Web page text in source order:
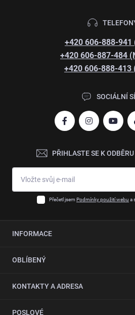
+420 606-888-941
+420 606-887-484
+420 606-888-413
SOCIÁLNÍ
PŘIHLASTE SE K
Přečetl jsem Podmínky použití webu a
INFORMACE
Servis
OBLÍBENÝ
KONTAKTY A ADRESA
POSLOVÉ